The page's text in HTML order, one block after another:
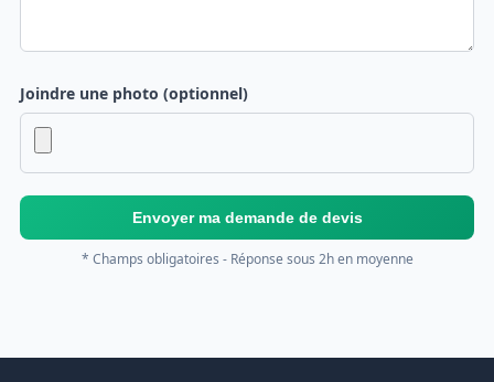
Joindre une photo (optionnel)
Envoyer ma demande de devis
* Champs obligatoires - Réponse sous 2h en moyenne